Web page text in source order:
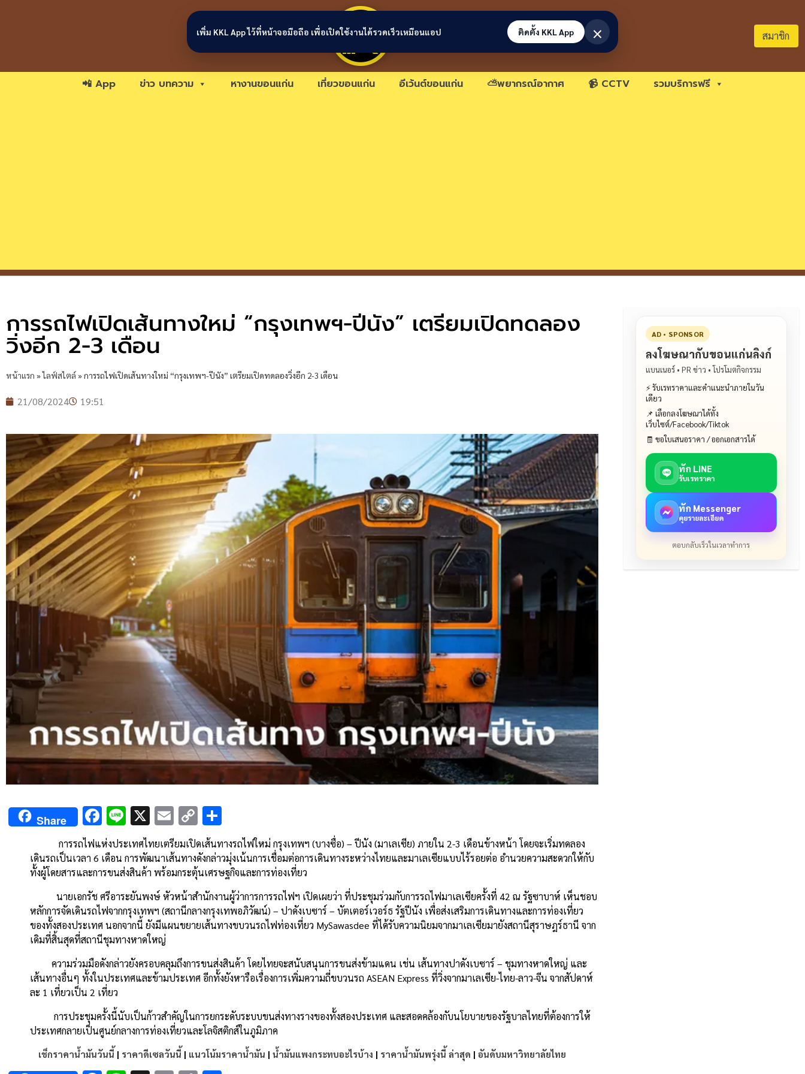
ขอนแก่นลิงก์ สมาชิก
📲 App ข่าว บทความ หางานขอนแก่น เที่ยวขอนแก่น อีเว้นต์ขอนแก่น ⛅พยากรณ์อากาศ 📹 CCTV รวมบริการฟรี
การรถไฟเปิดเส้นทางใหม่ “กรุงเทพฯ-ปีนัง” เตรียมเปิดทดลอง
วิ่งอีก 2-3 เดือน
หน้าแรก »ไลฟ์สไตล์»การรถไฟเปิดเส้นทางใหม่ “กรุงเทพฯ-ปีนัง” เตรียมเปิดทดลองวิ่งอีก 2-3 เดือน
21/08/2024 19:51
Share Facebook
Line
X Email
Copy
Link
การรถไฟแห่งประเทศไทยเตรียมเปิดเส้นทางรถไฟใหม่ กรุงเทพฯ (บางซื่อ) – ปีนัง (มาเลเซีย) ภายใน 2-3 เดือนข้างหน้า โดยจะเริ่มทดลอง
เดินรถเป็นเวลา 6 เดือน การพัฒนาเส้นทางดังกล่าวมุ่งเน้นการเชื่อมต่อการเดินทางระหว่างไทยและมาเลเซียแบบไร้รอยต่อ อำนวยความสะดวกให้กับ
ทั้งผู้โดยสารและการขนส่งสินค้า พร้อมกระตุ้นเศรษฐกิจและการท่องเที่ยว
นายเอกรัช ศรีอาระยันพงษ์ หัวหน้าสำนักงานผู้ว่าการการรถไฟฯ เปิดเผยว่า ที่ประชุมร่วมกับการรถไฟมาเลเซียครั้งที่ 42 ณ รัฐซาบาห์ เห็นชอบ
หลักการจัดเดินรถไฟจากกรุงเทพฯ (สถานีกลางกรุงเทพอภิวัฒน์) – ปาดังเบซาร์ – บัตเตอร์เวอร์ธ รัฐปีนัง เพื่อส่งเสริมการเดินทางและการท่องเที่ยว
ของทั้งสองประเทศ นอกจากนี้ ยังมีแผนขยายเส้นทางขบวนรถไฟท่องเที่ยว MySawasdee ที่ได้รับความนิยมจากมาเลเซียมายังสถานีสุราษฎร์ธานี จาก
เดิมที่สิ้นสุดที่สถานีชุมทางหาดใหญ่
ความร่วมมือดังกล่าวยังครอบคลุมถึงการขนส่งสินค้า โดยไทยจะสนับสนุนการขนส่งข้ามแดน เช่น เส้นทางปาดังเบซาร์ – ชุมทางหาดใหญ่ และ
เส้นทางอื่นๆ ทั้งในประเทศและข้ามประเทศ อีกทั้งยังหารือเรื่องการเพิ่มความถี่ขบวนรถ ASEAN Express ที่วิ่งจากมาเลเซีย-ไทย-ลาว-จีน จากสัปดาห์
ละ 1 เที่ยวเป็น 2 เที่ยว
การประชุมครั้งนี้นับเป็นก้าวสำคัญในการยกระดับระบบขนส่งทางรางของทั้งสองประเทศ และสอดคล้องกับนโยบายของรัฐบาลไทยที่ต้องการให้
ประเทศกลายเป็นศูนย์กลางการท่องเที่ยวและโลจิสติกส์ในภูมิภาค
เช็กราคาน้ำมันวันนี้ | ราคาดีเซลวันนี้ | แนวโน้มราคาน้ำมัน | น้ำมันแพงกระทบอะไรบ้าง | ราคาน้ำมันพรุ่งนี้ ล่าสุด | อันดับมหาวิทยาลัยไทย
AD • SPONSOR
ลงโฆษณากับขอนแก่นลิงก์
แบนเนอร์ • PR ข่าว • โปรโมตกิจกรรม
⚡ รับเรทราคาและคำแนะนำภายในวัน
เดียว
📌 เลือกลงโฆษณาได้ทั้ง
เว็บไซต์/Facebook/Tiktok
🧾 ขอใบเสนอราคา / ออกเอกสารได้
ทัก LINE
รับเรทราคา
ทัก Messenger
คุยรายละเอียด
ตอบกลับเร็วในเวลาทำการ
เพิ่ม KKL App ไว้ที่หน้าจอมือถือ เพื่อเปิดใช้งานได้รวดเร็วเหมือนแอป ติดตั้ง KKL App ×